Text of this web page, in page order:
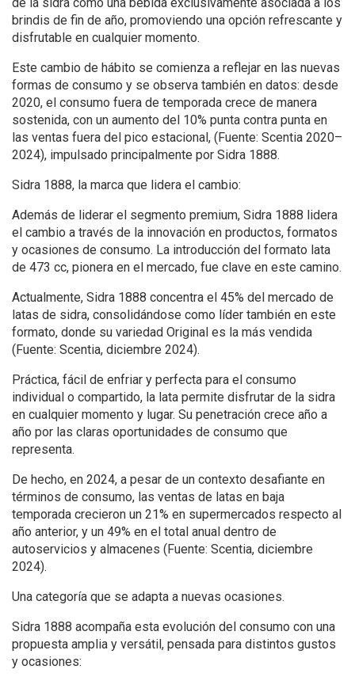
brindis de fin de año, promoviendo una opción refrescante y
disfrutable en cualquier momento.
Este cambio de hábito se comienza a reflejar en las nuevas
formas de consumo y se observa también en datos: desde
2020, el consumo fuera de temporada crece de manera
sostenida, con un aumento del 10% punta contra punta en
las ventas fuera del pico estacional, (Fuente: Scentia 2020–
2024), impulsado principalmente por Sidra 1888.
Sidra 1888, la marca que lidera el cambio:
Además de liderar el segmento premium, Sidra 1888 lidera
el cambio a través de la innovación en productos, formatos
y ocasiones de consumo. La introducción del formato lata
de 473 cc, pionera en el mercado, fue clave en este camino.
Actualmente, Sidra 1888 concentra el 45% del mercado de
latas de sidra, consolidándose como líder también en este
formato, donde su variedad Original es la más vendida
(Fuente: Scentia, diciembre 2024).
Práctica, fácil de enfriar y perfecta para el consumo
individual o compartido, la lata permite disfrutar de la sidra
en cualquier momento y lugar. Su penetración crece año a
año por las claras oportunidades de consumo que
representa.
De hecho, en 2024, a pesar de un contexto desafiante en
términos de consumo, las ventas de latas en baja
temporada crecieron un 21% en supermercados respecto al
año anterior, y un 49% en el total anual dentro de
autoservicios y almacenes (Fuente: Scentia, diciembre
2024).
Una categoría que se adapta a nuevas ocasiones.
Sidra 1888 acompaña esta evolución del consumo con una
propuesta amplia y versátil, pensada para distintos gustos
y ocasiones: